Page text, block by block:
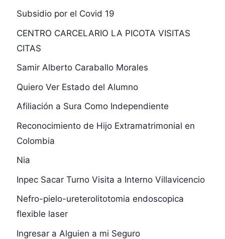
Subsidio por el Covid 19
CENTRO CARCELARIO LA PICOTA VISITAS
CITAS
Samir Alberto Caraballo Morales
Quiero Ver Estado del Alumno
Afiliación a Sura Como Independiente
Reconocimiento de Hijo Extramatrimonial en
Colombia
Nia
Inpec Sacar Turno Visita a Interno Villavicencio
Nefro-pielo-ureterolitotomia endoscopica
flexible laser
Ingresar a Alguien a mi Seguro